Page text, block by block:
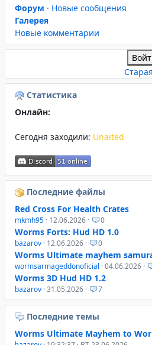
Форум · Новые сообщения
Галерея
Новые комментарии
Статистика
Онлайн:
Сегодня заходили: Unaited
Последние файлы
Red Cross For Health Crates
mkmh95 · 12.06.2026 · 0
Worms Forts: Hud HD 1.0
bazarov · 12.06.2026 · 0
Worms Ultimate mayhem
wormsarmageddonoficial · 04.06.2026 ·
Worms 3D Hud HD 1.2
bazarov · 31.05.2026 · 7
Последние темы
Worms Ultimate Mayhem to